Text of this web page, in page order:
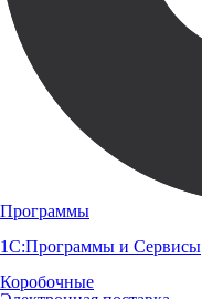
Программы
1С:Программы и Сервисы
Коробочные